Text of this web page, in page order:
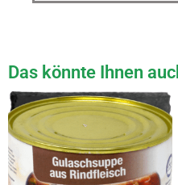
Das könnte Ihnen